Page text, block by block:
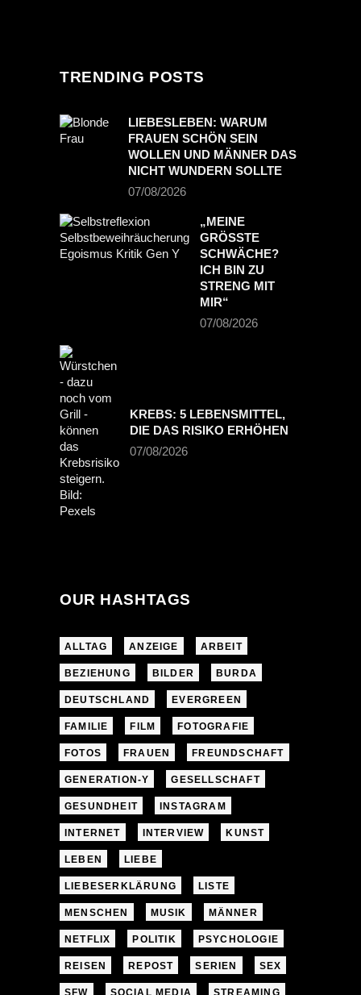
TRENDING POSTS
LIEBESLEBEN: WARUM
FRAUEN SCHÖN SEIN
WOLLEN UND MÄNNER DAS
NICHT WUNDERN SOLLTE
07/08/2026
„MEINE
GRÖSSTE S
CHWÄCHE? I
CH BIN ZU S
TRENG MIT M
IR“
07/08/2026
KREBS: 5 LEBENSMITTEL,
DIE DAS RISIKO ERHÖHEN
07/08/2026
OUR HASHTAGS
ALLTAG ANZEIGE ARBEIT
BEZIEHUNG BILDER BURDA
DEUTSCHLAND EVERGREEN
FAMILIE FILM FOTOGRAFIE
FOTOS FRAUEN FREUNDSCHAFT
GENERATION-Y GESELLSCHAFT
GESUNDHEIT INSTAGRAM
INTERNET INTERVIEW KUNST
LEBEN LIEBE
LIEBESERKLÄRUNG LISTE
MENSCHEN MUSIK MÄNNER
NETFLIX POLITIK PSYCHOLOGIE
REISEN REPOST SERIEN SEX
SFW SOCIAL MEDIA STREAMING